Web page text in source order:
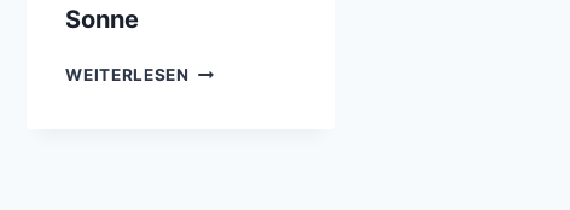
Sonne
WEITERLESEN DIE